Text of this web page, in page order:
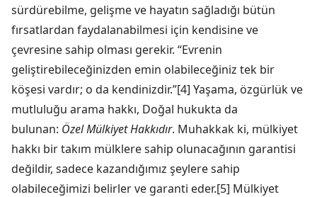
sürdürebilme, gelişme ve hayatın sağladığı bütün
fırsatlardan faydalanabilmesi için kendisine ve
çevresine sahip olması gerekir. “Evrenin
geliştirebileceğinizden emin olabileceğiniz tek bir
köşesi vardır; o da kendinizdir.”[4] Yaşama, özgürlük ve
mutluluğu arama hakkı, Doğal hukukta da
bulunan: Özel Mülkiyet Hakkıdır. Muhakkak ki, mülkiyet
hakkı bir takım mülklere sahip olunacağının garantisi
değildir, sadece kazandığımız şeylere sahip
olabileceğimizi belirler ve garanti eder.[5] Mülkiyet